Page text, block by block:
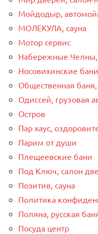
Мойдодыр,
МОЛЕКУЛА, сауна
Мотор сервис
Набережные Челны,
Носовихинские бани
Общественная
Одиссей, грузовая
Остров
Пар хаус,
Парим от души
Плещеевские бани
Под Ключ, салон
Позитив, сауна
Политика
Поляна, русская
Посуда центр